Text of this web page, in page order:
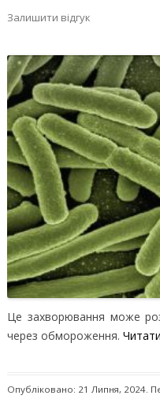
Залишити відгук
Це захворювання може
через обмороження.
Опубліковано: 21 Липня, 2024.